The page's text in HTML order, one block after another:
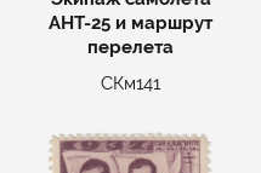
АНТ-25 и маршрут
перелета
СКм141